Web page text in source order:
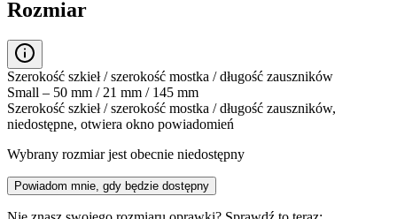
Rozmiar
Szerokość szkieł / szerokość mostka / długość zauszników
Small – 50 mm / 21 mm / 145 mm
Szerokość szkieł / szerokość mostka / długość zauszników,
niedostępne, otwiera okno powiadomień
Wybrany rozmiar jest obecnie niedostępny
Powiadom mnie, gdy będzie dostępny